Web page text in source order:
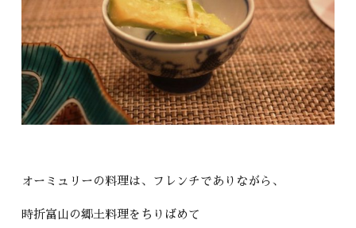
オーミュリーの料理は、フレンチでありながら、
時折富山の郷土料理をちりばめて